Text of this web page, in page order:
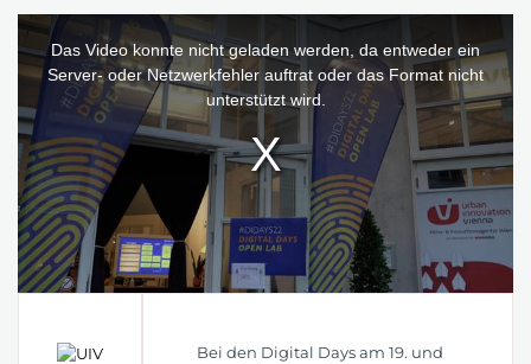
modal
window.
Das Video konnte nicht geladen werden, da entweder ein
Server- oder Netzwerkfehler auftrat oder das Format nicht
unterstützt wird.
Bei den Digital Days am 19. und